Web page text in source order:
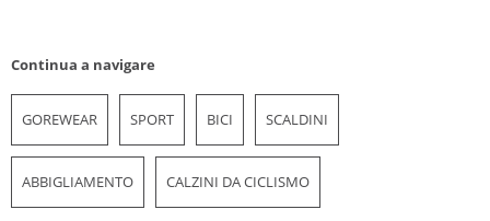
Continua a navigare
GOREWEAR SPORT BICI SCALDINI
ABBIGLIAMENTO CALZINI DA CICLISMO